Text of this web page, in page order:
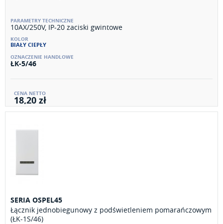
10AX/250V, IP-20 zaciski gwintowe
BIAŁY CIEPŁY
ŁK-5/46
18,20 zł
SERIA OSPEL45
Łącznik jednobiegunowy z podświetleniem pomarańczowym
(ŁK-1S/46)